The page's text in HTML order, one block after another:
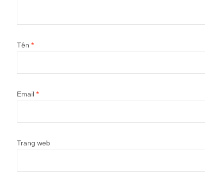
Tên *
Email *
Trang web